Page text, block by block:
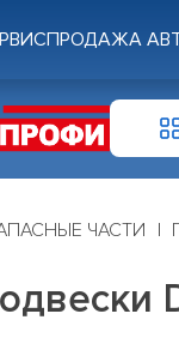
ПРОДАЖА
ЧАСТИ